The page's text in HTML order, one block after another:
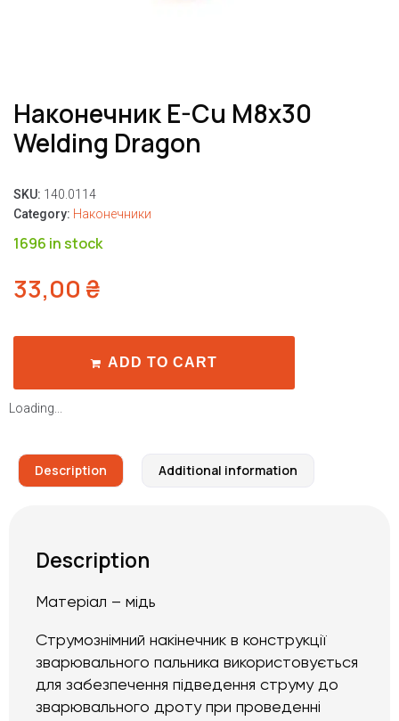
Наконечник E-Cu M8x30
Welding Dragon
SKU: 140.0114
Category: Наконечники
1696 in stock
33,00 ₴
ADD TO CART
Loading...
Description Additional information
Description
Матеріал – мідь
Струмознімний накінечник в конструкції
зварювального пальника використовується
для забезпечення підведення струму до
зварювального дроту при проведенні